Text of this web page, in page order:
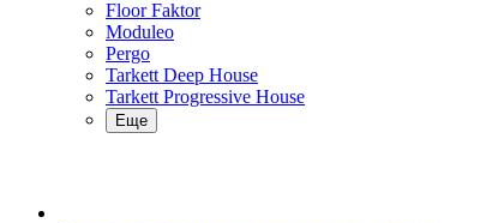
Floor Faktor
Moduleo
Pergo
Tarkett Deep House
Tarkett Progressive House
Еще